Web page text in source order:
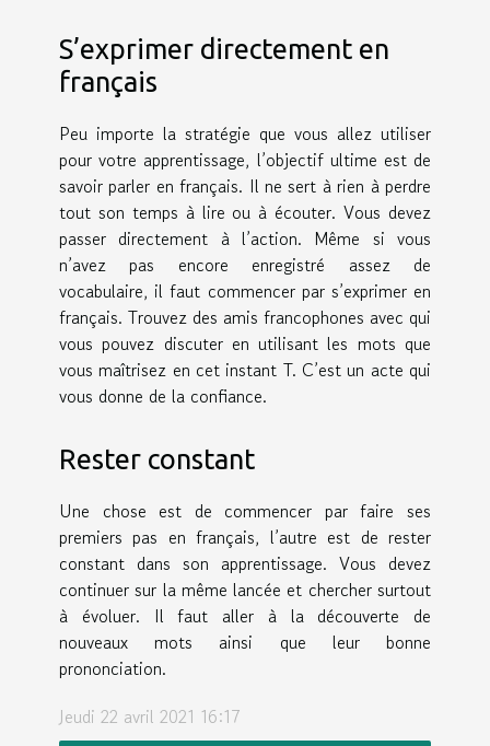
S’exprimer directement en
français
Peu importe la stratégie que vous allez utiliser
pour votre apprentissage, l’objectif ultime est de
savoir parler en français. Il ne sert à rien à perdre
tout son temps à lire ou à écouter. Vous devez
passer directement à l’action. Même si vous
n’avez pas encore enregistré assez de
vocabulaire, il faut commencer par s’exprimer en
français. Trouvez des amis francophones avec qui
vous pouvez discuter en utilisant les mots que
vous maîtrisez en cet instant T. C’est un acte qui
vous donne de la confiance.
Rester constant
Une chose est de commencer par faire ses
premiers pas en français, l’autre est de rester
constant dans son apprentissage. Vous devez
continuer sur la même lancée et chercher surtout
à évoluer. Il faut aller à la découverte de
nouveaux mots ainsi que leur bonne
prononciation.
Jeudi 22 avril 2021 16:17